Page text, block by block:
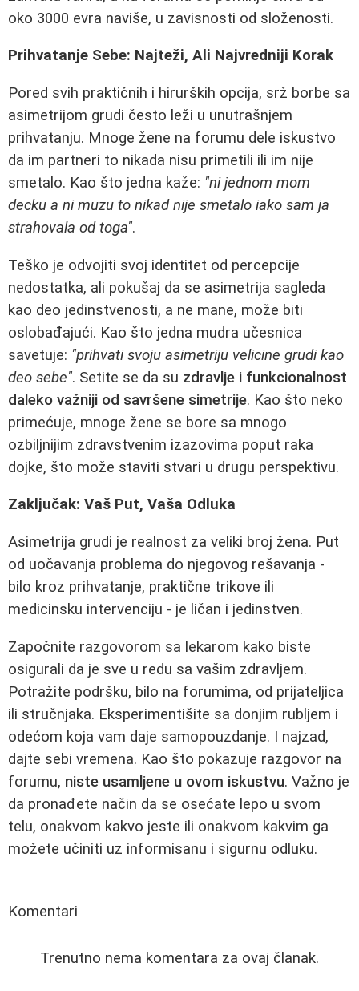
oko 3000 evra naviše, u zavisnosti od složenosti.
Prihvatanje Sebe: Najteži, Ali Najvredniji Korak
Pored svih praktičnih i hirurških opcija, srž borbe sa
asimetrijom grudi često leži u unutrašnjem
prihvatanju. Mnoge žene na forumu dele iskustvo
da im partneri to nikada nisu primetili ili im nije
smetalo. Kao što jedna kaže: "ni jednom mom
decku a ni muzu to nikad nije smetalo iako sam ja
strahovala od toga".
Teško je odvojiti svoj identitet od percepcije
nedostatka, ali pokušaj da se asimetrija sagleda
kao deo jedinstvenosti, a ne mane, može biti
oslobađajući. Kao što jedna mudra učesnica
savetuje: "prihvati svoju asimetriju velicine grudi kao
deo sebe". Setite se da su zdravlje i funkcionalnost
daleko važniji od savršene simetrije. Kao što neko
primećuje, mnoge žene se bore sa mnogo
ozbiljnijim zdravstvenim izazovima poput raka
dojke, što može staviti stvari u drugu perspektivu.
Zaključak: Vaš Put, Vaša Odluka
Asimetrija grudi je realnost za veliki broj žena. Put
od uočavanja problema do njegovog rešavanja -
bilo kroz prihvatanje, praktične trikove ili
medicinsku intervenciju - je ličan i jedinstven.
Započnite razgovorom sa lekarom kako biste
osigurali da je sve u redu sa vašim zdravljem.
Potražite podršku, bilo na forumima, od prijateljica
ili stručnjaka. Eksperimentišite sa donjim rubljem i
odećom koja vam daje samopouzdanje. I najzad,
dajte sebi vremena. Kao što pokazuje razgovor na
forumu, niste usamljene u ovom iskustvu. Važno je
da pronađete način da se osećate lepo u svom
telu, onakvom kakvo jeste ili onakvom kakvim ga
možete učiniti uz informisanu i sigurnu odluku.
Komentari
Trenutno nema komentara za ovaj članak.